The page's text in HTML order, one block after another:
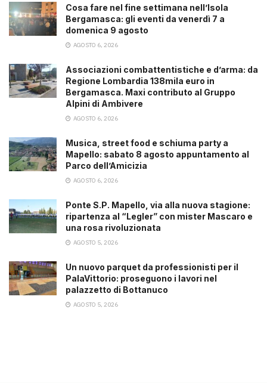
Cosa fare nel fine settimana nell’Isola
Bergamasca: gli eventi da venerdì 7 a
domenica 9 agosto
AGOSTO 6, 2026
Associazioni combattentistiche e d’arma: da
Regione Lombardia 138mila euro in
Bergamasca. Maxi contributo al Gruppo
Alpini di Ambivere
AGOSTO 6, 2026
Musica, street food e schiuma party a
Mapello: sabato 8 agosto appuntamento al
Parco dell’Amicizia
AGOSTO 6, 2026
Ponte S.P. Mapello, via alla nuova stagione:
ripartenza al “Legler” con mister Mascaro e
una rosa rivoluzionata
AGOSTO 5, 2026
Un nuovo parquet da professionisti per il
PalaVittorio: proseguono i lavori nel
palazzetto di Bottanuco
AGOSTO 5, 2026